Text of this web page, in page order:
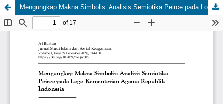
Mengungkap Makna Simbolis: Analisis Semiotika Peirce pada Logo Kementerian Agama Republik Indonesia